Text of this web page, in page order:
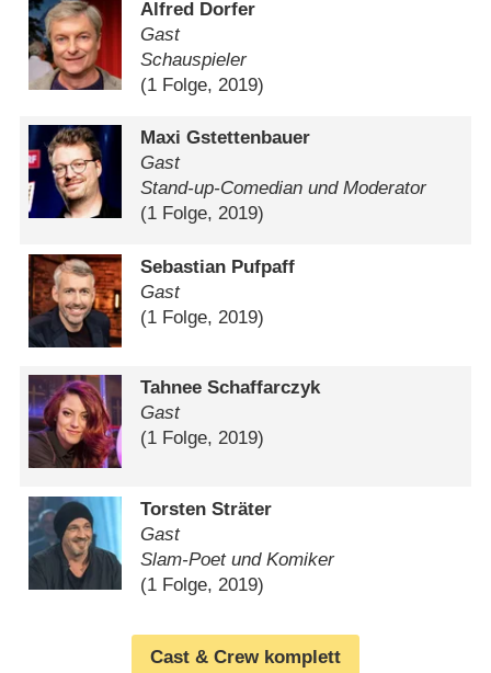
Alfred Dorfer
Gast
Schauspieler
(1 Folge, 2019)
Maxi Gstettenbauer
Gast
Stand-up-Comedian und Moderator
(1 Folge, 2019)
Sebastian Pufpaff
Gast
(1 Folge, 2019)
Tahnee Schaffarczyk
Gast
(1 Folge, 2019)
Torsten Sträter
Gast
Slam-Poet und Komiker
(1 Folge, 2019)
Cast & Crew komplett